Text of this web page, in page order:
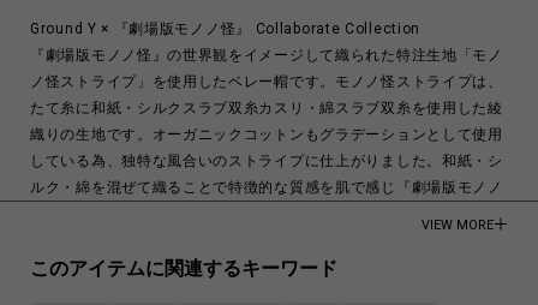
Ground Y × 『劇場版モノノ怪』 Collaborate Collection
『劇場版モノノ怪』の世界観をイメージして織られた特注生地「モノ
ノ怪ストライプ」を使用したベレー帽です。モノノ怪ストライプは、
たて糸に和紙・シルクスラブ双糸カスリ・綿スラブ双糸を使用した綾
織りの生地です。オーガニックコットンもグラデーションとして使用
している為、独特な風合いのストライプに仕上がりました。和紙・シ
ルク・綿を混ぜて織ることで特徴的な質感を肌で感じ『劇場版モノノ
怪』の世界観をお楽しみいただけます。一つ一つハンドメイドで作ら
見る角度によって「天秤」が揺れているように見えるレンチキュラー
VIEW MORE
このアイテムに関連するキーワード